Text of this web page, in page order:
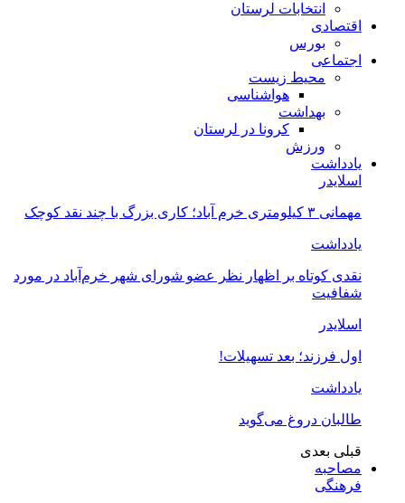
انتخابات لرستان
اقتصادی
بورس
اجتماعی
محیط زیست
هواشناسی
بهداشت
کرونا در لرستان
ورزش
یادداشت
اسلایدر
مهمانی ۳ کیلومتری خرم آباد؛ کاری بزرگ با چند نقد کوچک
یادداشت
نقدی کوتاه بر اظهار نظر عضو شورای شهر خرم‌آباد در مورد
شفافیت
اسلایدر
اول فرزند؛ بعد تسهیلات!
یادداشت
طالبان دروغ می‌گوید
قبلی بعدی
مصاحبه
فرهنگی